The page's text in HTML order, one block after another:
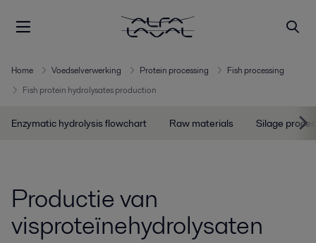
Home Voedselverwerking Protein processing
Fish processing
Fish protein hydrolysates production
Enzymatic hydrolysis flowchart Raw materials Silage
Productie van
visproteïnehydrolysaten